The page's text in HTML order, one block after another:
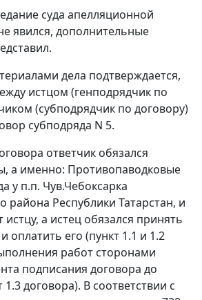
суда апелляционной
явился, дополнительные
дела подтверждается,
истцом (генподрядчик по
(субподрядчик по договору)
субподряда N 5.
ответчик обязался
а именно: Противопаводковые
у п.п. Чув.Чебоксарка
Республики Татарстан, и
истцу, а истец обязался принять
оплатить его (пункт 1.1 и 1.2
работ сторонами
подписания договора до
1.3 договора). В соответствии с